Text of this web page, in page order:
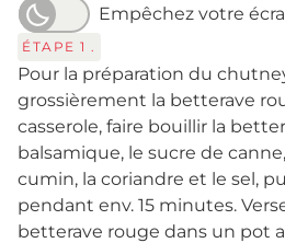
Empêchez votre
ÉTAPE 1 .
Pour la préparation du
grossièrement la betterave
casserole, faire bouillir la
balsamique, le sucre de
cumin, la coriandre et le sel,
pendant env. 15 minutes.
betterave rouge dans un pot